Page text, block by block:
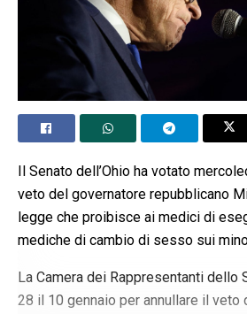
Il Senato dell’Ohio ha votato
veto del governatore repubblicano
legge che proibisce ai medici di
mediche di cambio di sesso sui
La Camera dei Rappresentanti dello
28 il 10 gennaio per annullare il veto